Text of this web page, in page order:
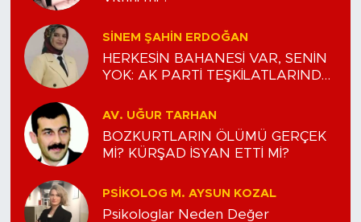
SINEM ŞAHIN ERDOĞAN
HERKESİN BAHANESİ VAR, SENİN
YOK: AK PARTİ TEŞKİLATLARINDA
AV. UĞUR TARHAN
BOZKURTLARIN ÖLÜMÜ GERÇEK
Mİ? KÜRŞAD İSYAN ETTİ Mİ?
PSIKOLOG M. AYSUN KOZAL
Psikologlar Neden Değer